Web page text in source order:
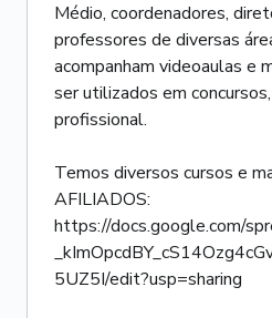
Médio, coordenadores,
professores de diversas
acompanham videoaulas e
ser utilizados em
profissional.
Temos diversos cursos e
AFILIADOS:
https://docs.google.com/
5UZ5I/edit?usp=sharing